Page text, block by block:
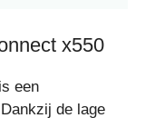
x550
een
de lage